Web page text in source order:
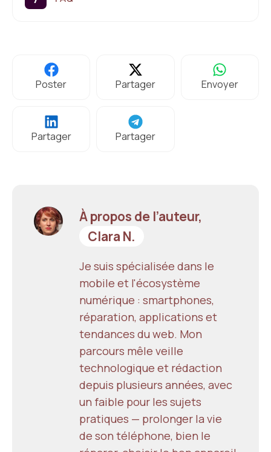
Poster Partager Envoyer
Partager Partager
À propos de l’auteur,
Clara N.
Je suis spécialisée dans le
mobile et l'écosystème
numérique : smartphones,
réparation, applications et
tendances du web. Mon
parcours mêle veille
technologique et rédaction
depuis plusieurs années, avec
un faible pour les sujets
pratiques — prolonger la vie
de son téléphone, bien le